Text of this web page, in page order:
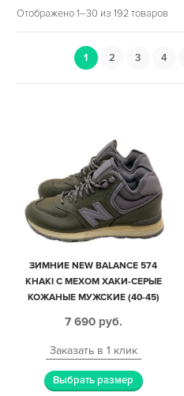
Отображено 1–30 из 192 товаров
1 2 3 4
ЗИМНИЕ NEW BALANCE 574
KHAKI С МЕХОМ ХАКИ-СЕРЫЕ
КОЖАНЫЕ МУЖСКИЕ (40-45)
7 690 руб.
Заказать в 1 клик
Выбрать размер